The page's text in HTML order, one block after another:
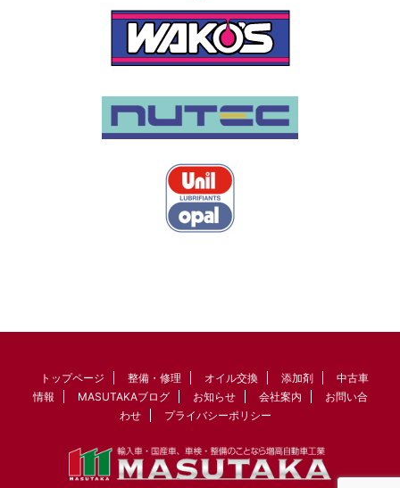
トップページ 整備・修理 オイル交換 添加剤
中古車
情報
MASUTAKAブログ お知らせ 会社案内
お問い合
わせ
プライバシーポリシー